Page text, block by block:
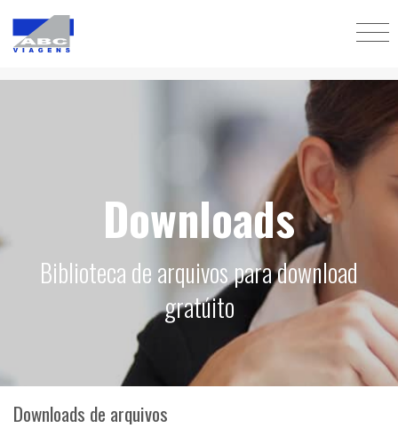
Downloads
Biblioteca de arquivos para download
gratúito
Downloads de arquivos